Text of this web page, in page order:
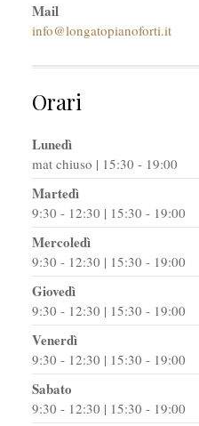
Mail
info@longatopianoforti.it
Orari
Lunedì
mat chiuso | 15:30 - 19:00
Martedì
9:30 - 12:30 | 15:30 - 19:00
Mercoledì
9:30 - 12:30 | 15:30 - 19:00
Giovedì
9:30 - 12:30 | 15:30 - 19:00
Venerdì
9:30 - 12:30 | 15:30 - 19:00
Sabato
9:30 - 12:30 | 15:30 - 19:00